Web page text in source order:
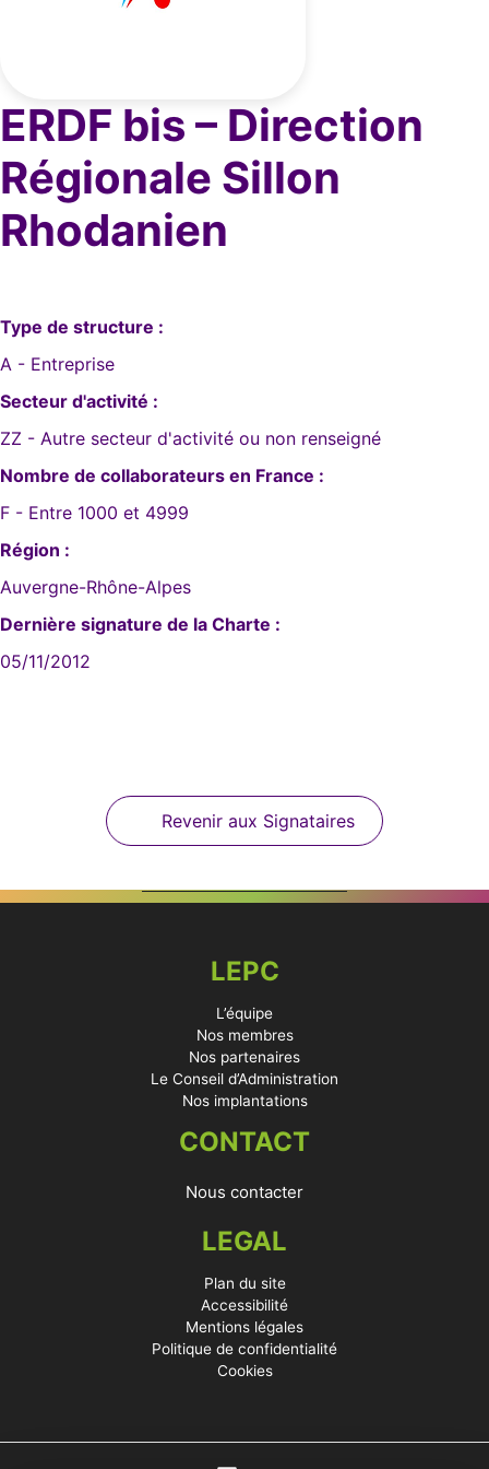
ERDF bis – Direction
Régionale Sillon
Rhodanien
Type de structure :
A - Entreprise
Secteur d'activité :
ZZ - Autre secteur d'activité ou non renseigné
Nombre de collaborateurs en France :
F - Entre 1000 et 4999
Région :
Auvergne-Rhône-Alpes
Dernière signature de la Charte :
05/11/2012
Revenir aux Signataires
LEPC
L’équipe
Nos membres
Nos partenaires
Le Conseil d’Administration
Nos implantations
CONTACT
Nous contacter
LEGAL
Plan du site
Accessibilité
Mentions légales
Politique de confidentialité
Cookies